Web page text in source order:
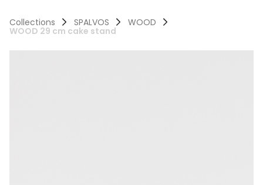
Collections SPALVOS WOOD
WOOD 29 cm cake stand